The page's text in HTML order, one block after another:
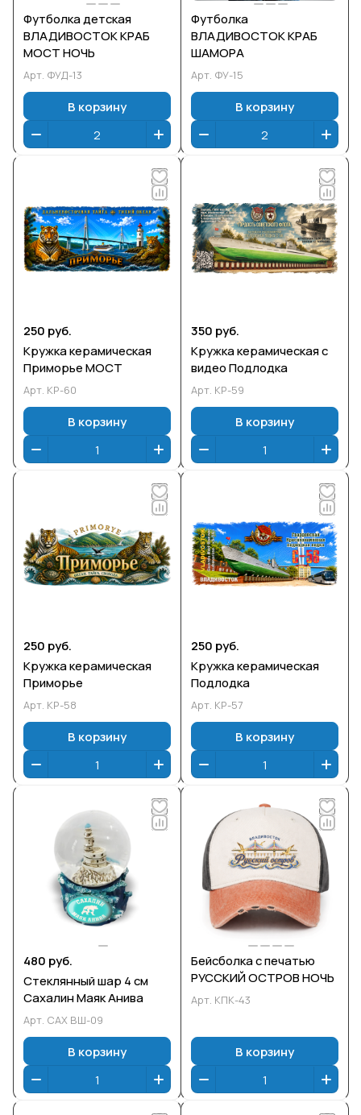
Футболка детская
ВЛАДИВОСТОК КРАБ
МОСТ НОЧЬ
Арт. ФУД-13
В корзину
Футболка
ВЛАДИВОСТОК КРАБ
ШАМОРА
Арт. ФУ-15
В корзину
250 руб.
Кружка керамическая
Приморье МОСТ
Арт. КР-60
В корзину
350 руб.
Кружка керамическая с
видео Подлодка
Арт. КР-59
В корзину
250 руб.
Кружка керамическая
Приморье
Арт. КР-58
В корзину
250 руб.
Кружка керамическая
Подлодка
Арт. КР-57
В корзину
480 руб.
Стеклянный шар 4 см
Сахалин Маяк Анива
Арт. САХ ВШ-09
В корзину
Бейсболка с печатью
РУССКИЙ ОСТРОВ НОЧЬ
Арт. КПК-43
В корзину